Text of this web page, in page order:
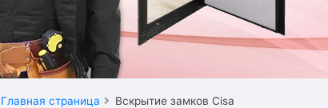
Главная страница Вскрытие замков Cisa